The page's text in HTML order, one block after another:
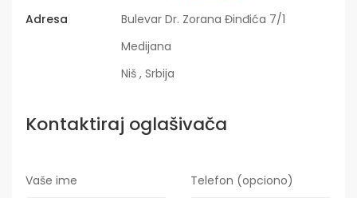
Adresa
Bulevar Dr. Zorana Đinđića 7/1
Medijana
Niš , Srbija
Kontaktiraj oglašivača
Vaše ime Telefon (opciono)